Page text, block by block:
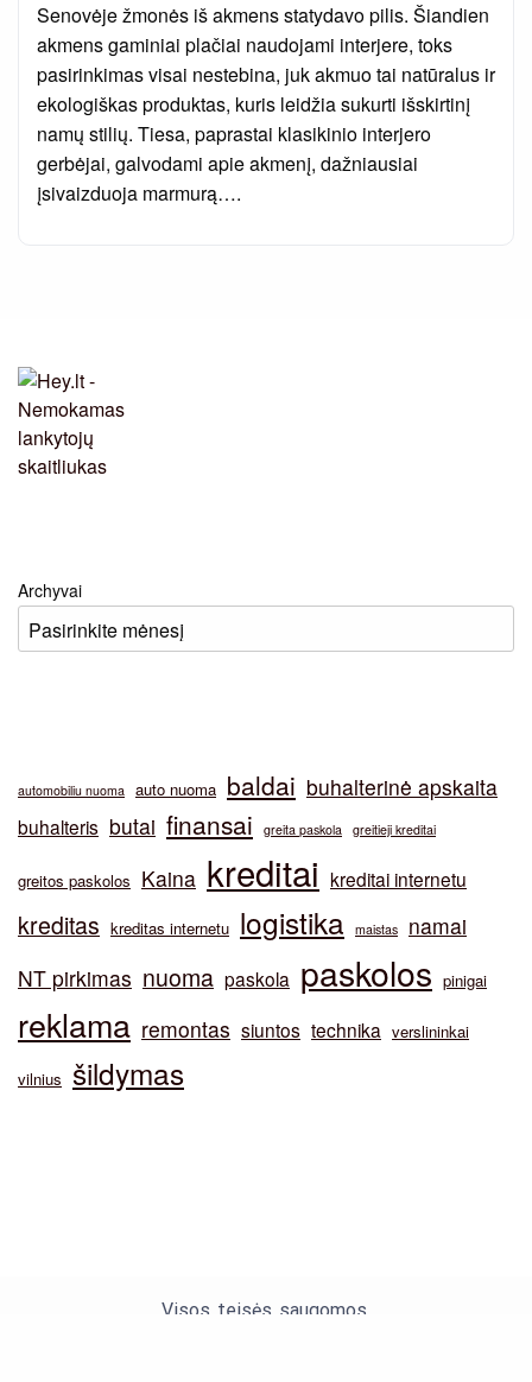
Senovėje žmonės iš akmens statydavo pilis. Šiandien
akmens gaminiai plačiai naudojami interjere, toks
pasirinkimas visai nestebina, juk akmuo tai natūralus ir
ekologiškas produktas, kuris leidžia sukurti išskirtinį
namų stilių. Tiesa, paprastai klasikinio interjero
gerbėjai, galvodami apie akmenį, dažniausiai
įsivaizduoja marmurą….
Archyvai
automobiliu nuoma auto nuoma baldai buhalterinė apskaita
buhalteris butai finansai greita paskola greitieji kreditai
greitos paskolos Kaina kreditai kreditai internetu
kreditas kreditas internetu logistika maistas
namai
NT pirkimas nuoma paskola paskolos pinigai
reklama remontas siuntos technika verslininkai
vilnius šildymas
Visos teisės saugomos.